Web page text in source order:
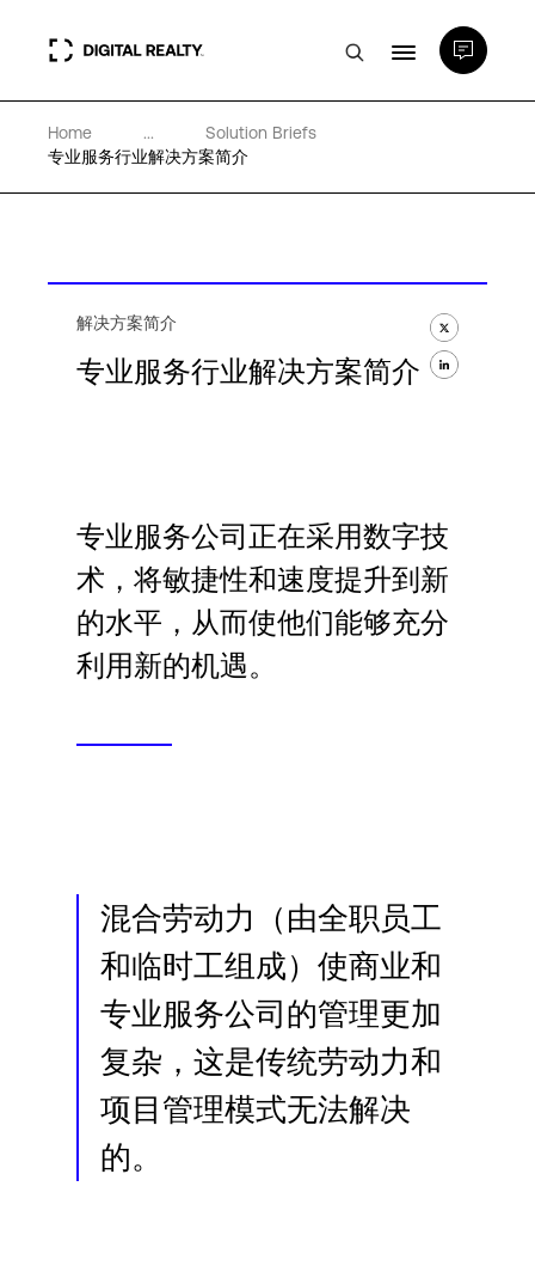
数据中心
专业知识和资源
Language
登录
Home ...
Solution Briefs
专业服务行业解决方案简介
解决方案简介
专业服务行业解决方案简介
专业服务公司正在采用数字技
术，将敏捷性和速度提升到新
的水平，从而使他们能够充分
利用新的机遇。
混合劳动力（由全职员工
和临时工组成）使商业和
专业服务公司的管理更加
复杂，这是传统劳动力和
项目管理模式无法解决
的。